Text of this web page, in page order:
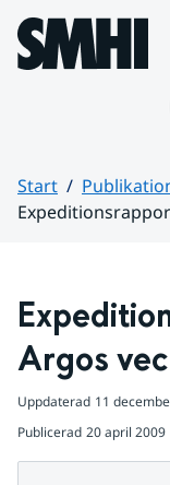
Hoppa till sidans
Start
Argos
Uppdaterad 11
Publicerad 20 april 2009